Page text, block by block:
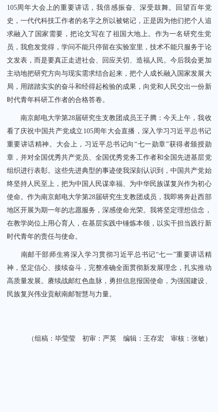
105周年大会上的重要讲话，我倍感振奋、深受鼓舞。回望百年党
史，一代代科技工作者的名字之所以被铭记，正是因为他们把个人追
求融入了国家需要，把论文写在了祖国大地上。作为一名研究生党
员，我愈发觉得，学问不能只停留在实验室里，技术不能只服务于论
文发表，而是要真正走进社会、回应关切、造福人民。今后我会更加
主动地把研究方向与现实需求结合起来，把个人成长融入国家发展大
局，用踏踏实实的奋斗和经得起检验的成果，向党和人民交出一份新
时代青年科研工作者的合格答卷。
南京邮电大学第28届研究生支教团成员王子腾：今天上午，我收
看了庆祝中国共产党成立105周年大会直播，深入学习习近平总书记
重要讲话精神。大会上，习近平总书记向“七一勋章”获得者颁授勋
章，并对全国优秀共产党员、全国优秀党务工作者和全国先进基层党
组织进行表彰。这些先进典型的事迹使我深刻认识到，中国共产党始
终坚持人民至上，把为中国人民谋幸福、为中华民族谋复兴作为初心
使命。作为南京邮电大学第28届研究生支教团成员，我即将奔赴西部
地区开展为期一年的志愿服务，深感使命光荣。我将坚定理想信念，
在教学岗位上用心育人，在基层实践中锤炼本领，以实干担当践行新
时代青年的责任与使命。
南邮干部师生将深入学习贯彻习近平总书记“七一”重要讲话精
神，坚定信心、接续奋斗，完整准确全面贯彻新发展理念，扎实推动
高质量发展。赓续战邮红色血脉，勇担信息报国使命，为强国建设、
民族复兴伟业贡献南邮智慧与力量。
（组稿：毕莹莹 初审：严英 编辑：王存宏 审核：张敏）